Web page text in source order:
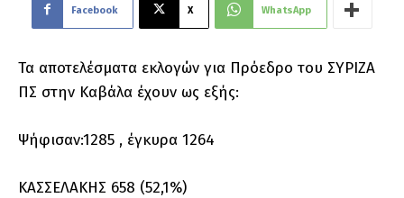
Facebook X WhatsApp
Τα αποτελέσματα εκλογών για Πρόεδρο του ΣΥΡΙΖΑ
ΠΣ στην Καβάλα έχουν ως εξής:
Ψήφισαν:1285 , έγκυρα 1264
ΚΑΣΣΕΛΑΚΗΣ 658 (52,1%)